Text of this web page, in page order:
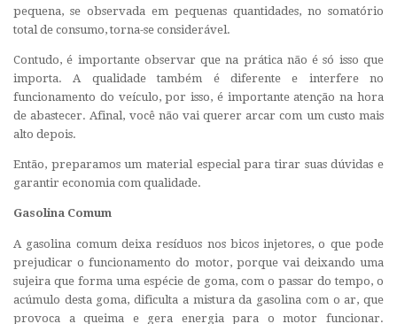
pequena, se observada em pequenas quantidades, no somatório
total de consumo, torna-se considerável.
Contudo, é importante observar que na prática não é só isso que
importa. A qualidade também é diferente e interfere no
funcionamento do veículo, por isso, é importante atenção na hora
de abastecer. Afinal, você não vai querer arcar com um custo mais
alto depois.
Então, preparamos um material especial para tirar suas dúvidas e
garantir economia com qualidade.
Gasolina Comum
A gasolina comum deixa resíduos nos bicos injetores, o que pode
prejudicar o funcionamento do motor, porque vai deixando uma
sujeira que forma uma espécie de goma, com o passar do tempo, o
acúmulo desta goma, dificulta a mistura da gasolina com o ar, que
provoca a queima e gera energia para o motor funcionar.